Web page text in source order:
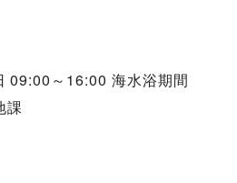
09:00～16:00 海水浴期間
課